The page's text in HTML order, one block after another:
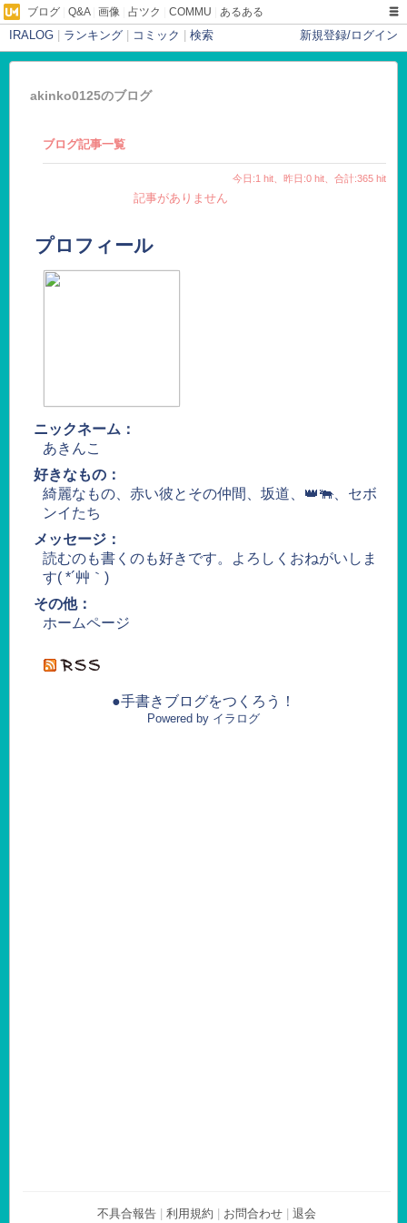
ブログ Q&A| 画像 占ツク COMMU あるある
IRALOG ランキング コミック 検索 新規登録/ログイン
akinko0125のブログ
ブログ記事一覧
今日:1 hit、昨日:0 hit、合計:365 hit
記事がありません
プロフィール
ニックネーム：
あきんこ
好きなもの：
綺麗なもの、赤い彼とその仲間、坂道、👑🐃、セボ
ンイたち
メッセージ：
読むのも書くのも好きです。よろしくおねがいしま
す( *´艸｀)
その他：
ホームページ
●手書きブログをつくろう！
Powered by イラログ
不具合報告 利用規約 お問合わせ 退会